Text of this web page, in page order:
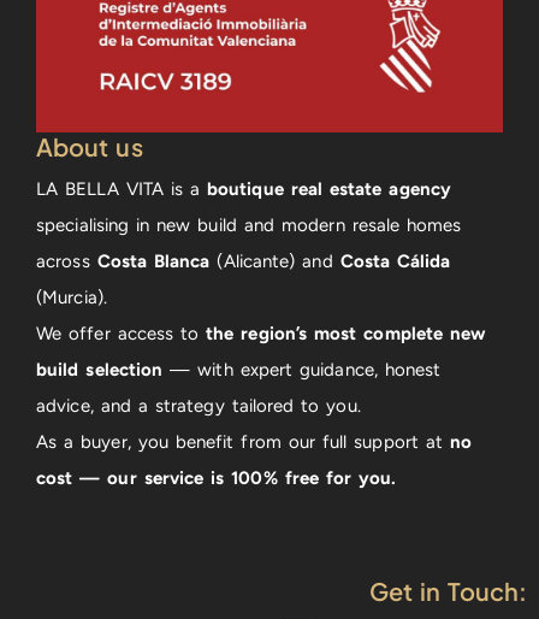
About us
LA BELLA VITA is a boutique real estate agency
specialising in new build and modern resale homes
across Costa Blanca(Alicante) and Costa Cálida
(Murcia).
We offer access tothe region’s most complete new
build selection — with expert guidance, honest
advice, and a strategy tailored to you.
As a buyer, you benefit from our full support at no
cost — our service is 100% free for you.
Get in Touch: